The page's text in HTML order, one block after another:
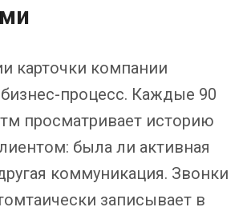
карточки компании
бизнес-процесс. Каждые 90
просматривает историю
была ли активная
коммуникация. Звонки
записывает в